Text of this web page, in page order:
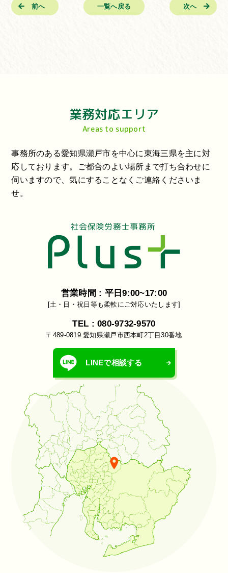
次へ
一覧へ戻る
前へ
業務対応エリア
Areas to support
事務所のある愛知県瀬戸市を中心に東海三県を主に対
応しております。ご都合のよい場所まで打ち合わせに
伺いますので、気にすることなくご連絡くださいま
せ。
営業時間 : 平日9:00~17:00
[土・日・祝日等も柔軟にご対応いたします]
TEL : 080-9732-9570
〒489-0819 愛知県瀬戸市西本町2丁目30番地
LINEで相談する